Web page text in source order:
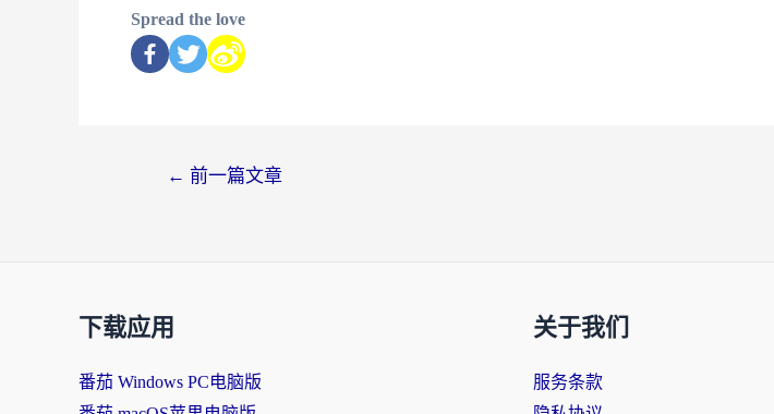
Spread the love
← 前一篇文章
下载应用
番茄 Windows PC电脑版
关于我们
服务条款